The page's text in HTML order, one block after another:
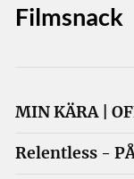
Filmsnack
MIN KÄRA |
Relentless -